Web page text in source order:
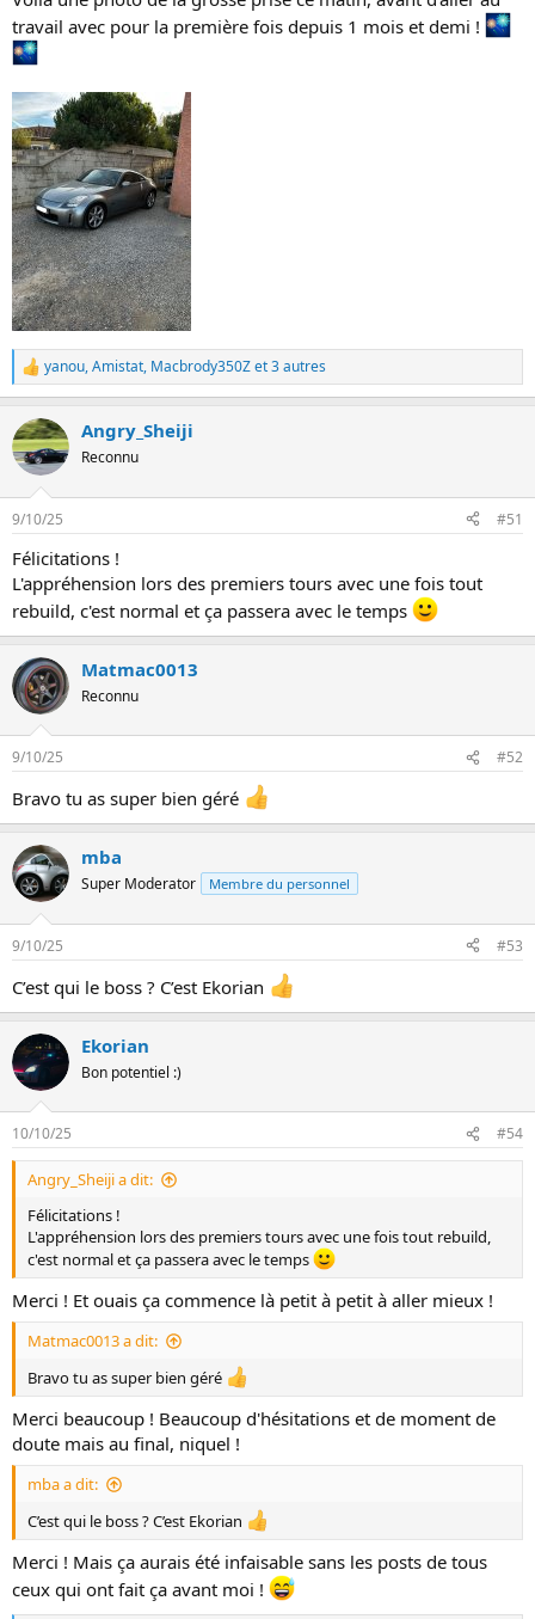
travail avec pour la première fois depuis 1 mois et demi !
L
e
r
é
a
i
o
n
s
:
yanou,Amistat, Macbrody350Zet 3 autres
Angry_Sheiji
Reconnu
9/10/25 #51
Félicitations !
L'appréhension lors des premiers tours avec une fois tout
rebuild, c'est normal et ça passera avec le temps
Matmac0013
Reconnu
9/10/25 #52
Bravo tu as super bien géré
mba
Super Moderator Membre du personnel
9/10/25 #53
C’est qui le boss ? C’est Ekorian
Ekorian
Bon potentiel :)
10/10/25 #54
Angry_Sheiji a dit:
Félicitations !
L'appréhension lors des premiers tours avec une fois tout rebuild,
c'est normal et ça passera avec le temps
Merci ! Et ouais ça commence là petit à petit à aller mieux !
Matmac0013 a dit:
Bravo tu as super bien géré
Merci beaucoup ! Beaucoup d'hésitations et de moment de
doute mais au final, niquel !
mba a dit:
C’est qui le boss ? C’est Ekorian
Merci ! Mais ça aurais été infaisable sans les posts de tous
ceux qui ont fait ça avant moi !